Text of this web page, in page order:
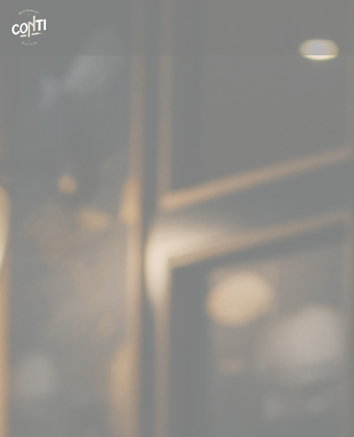
Personalizzazione delle tue scelte sui cookie